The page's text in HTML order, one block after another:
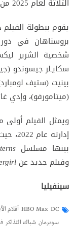
الثلاثة لعام 2025 من تراجع ملحوظ في الأداء.
يقوم ببطولة
بروسناهان في
شخصية الشرير
سكايـلر جيسوندو
بينيت (ستيف
(ميتامورفو)، وإدي
بينها مسلسل
وفيلم جديد عن
سينفيليا
DC
HBO Max أفلام
سوبرمان شباك التذاكر